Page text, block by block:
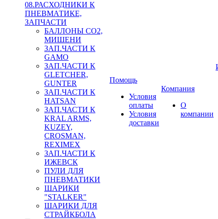
08.РАСХОДНИКИ К
ПНЕВМАТИКЕ,
ЗАПЧАСТИ
БАЛЛОНЫ CO2,
МИШЕНИ
ЗАП.ЧАСТИ К
GAMO
ЗАП.ЧАСТИ К
GLETCHER,
GUNTER
ЗАП.ЧАСТИ К
HATSAN
ЗАП.ЧАСТИ К
KRAL ARMS,
KUZEY,
CROSMAN,
REXIMEX
ЗАП.ЧАСТИ К
ИЖЕВСК
ПУЛИ ДЛЯ
ПНЕВМАТИКИ
ШАРИКИ
"STALKER"
ШАРИКИ ДЛЯ
СТРАЙКБОЛА
Помощь
Условия
оплаты
Условия
доставки
Компания
О
компании